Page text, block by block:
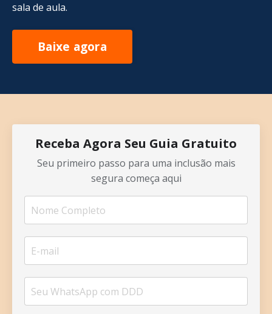
sala de aula.
Baixe agora
Receba Agora Seu Guia Gratuito
Seu primeiro passo para uma inclusão mais
segura começa aqui